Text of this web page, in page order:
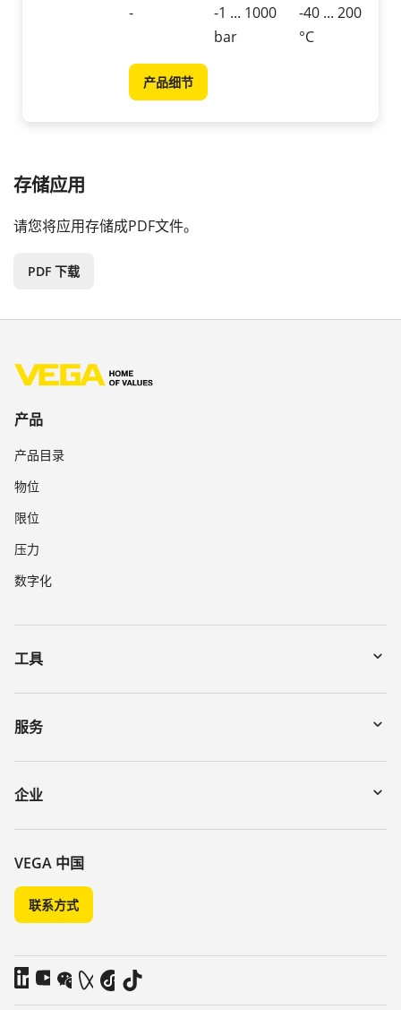
-
-1 ... 1000
bar
-40 ... 200
°C
产品细节
存储应用
请您将应用存储成PDF文件。
PDF 下载
产品
产品目录
物位
限位
压力
数字化
工具
下载
通过序列号搜索仪表
DTM Collection/PACTware
服务
寄回仪表
讲座
化学稳定性列表
介电常数列表
TeamViewer
企业
关于 VEGA
联系我们
新闻
媒体
博客
VEGA 中国
联系方式